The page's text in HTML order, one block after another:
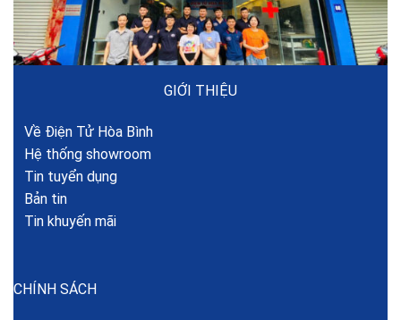
GIỚI THIỆU
Về Điện Tử Hòa Bình
Hệ thống showroom
Tin tuyển dụng
Bản tin
Tin khuyến mãi
CHÍNH SÁCH